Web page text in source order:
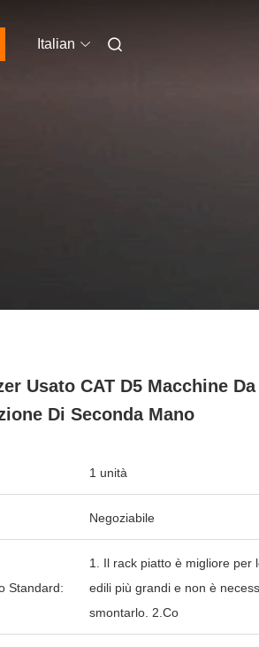
Italian
Usato CAT D5 Macchine Da
Di Seconda Mano
1 unità
Negoziabile
Standard:
1. Il rack piatto è migliore per
edili più grandi e non è
smontarlo. 2.Co